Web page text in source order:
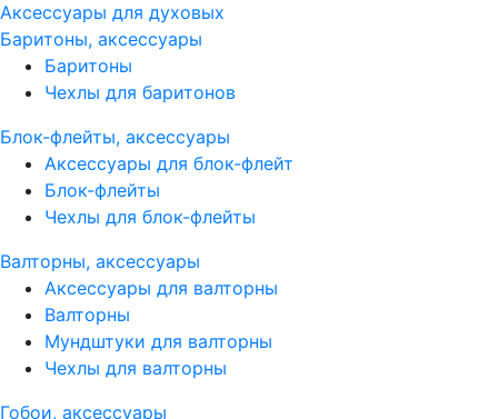
Аксессуары для духовых
Баритоны, аксессуары
Баритоны
Чехлы для баритонов
Блок-флейты, аксессуары
Аксессуары для блок-флейт
Блок-флейты
Чехлы для блок-флейты
Валторны, аксессуары
Аксессуары для валторны
Валторны
Мундштуки для валторны
Чехлы для валторны
Гобои, аксессуары